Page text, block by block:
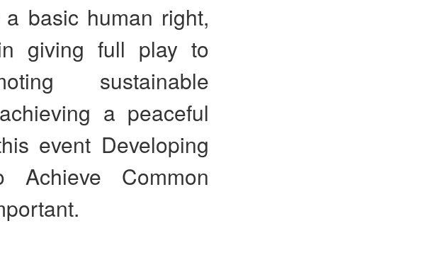
basic human right,
giving full play to
sustainable
a peaceful
event Developing
Achieve Common